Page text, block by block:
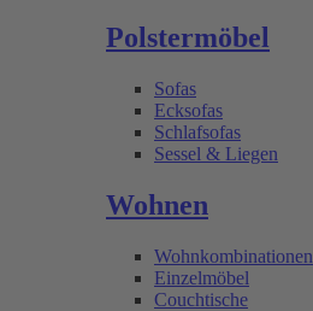
Polstermöbel
Sofas
Ecksofas
Schlafsofas
Sessel & Liegen
Wohnen
Wohnkombinationen
Einzelmöbel
Couchtische